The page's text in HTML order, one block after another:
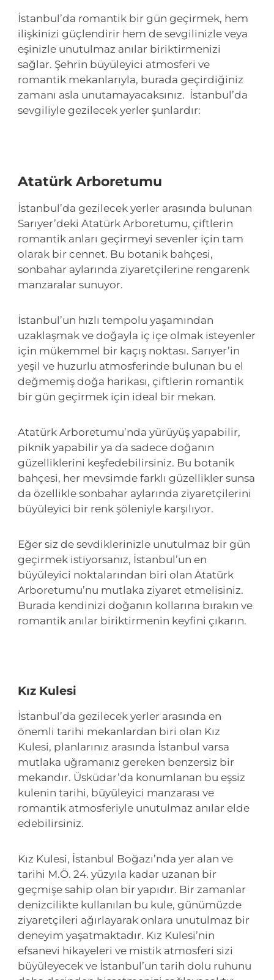
İstanbul’da romantik bir gün geçirmek, hem
ilişkinizi güçlendirir hem de sevgilinizle veya
eşinizle unutulmaz anılar biriktirmenizi
sağlar. Şehrin büyüleyici atmosferi ve
romantik mekanlarıyla, burada geçirdiğiniz
zamanı asla unutamayacaksınız. İstanbul’da
sevgiliyle gezilecek yerler şunlardır:
Atatürk Arboretumu
İstanbul’da gezilecek yerler arasında bulunan
Sarıyer’deki Atatürk Arboretumu, çiftlerin
romantik anları geçirmeyi sevenler için tam
olarak bir cennet. Bu botanik bahçesi,
sonbahar aylarında ziyaretçilerine rengarenk
manzaralar sunuyor.
İstanbul’un hızlı tempolu yaşamından
uzaklaşmak ve doğayla iç içe olmak isteyenler
için mükemmel bir kaçış noktası. Sarıyer’in
yeşil ve huzurlu atmosferinde bulunan bu el
değmemiş doğa harikası, çiftlerin romantik
bir gün geçirmek için ideal bir mekan.
Atatürk Arboretumu’nda yürüyüş yapabilir,
piknik yapabilir ya da sadece doğanın
güzelliklerini keşfedebilirsiniz. Bu botanik
bahçesi, her mevsimde farklı güzellikler sunsa
da özellikle sonbahar aylarında ziyaretçilerini
büyüleyici bir renk şöleniyle karşılıyor.
Eğer siz de sevdiklerinizle unutulmaz bir gün
geçirmek istiyorsanız, İstanbul’un en
büyüleyici noktalarından biri olan Atatürk
Arboretumu’nu mutlaka ziyaret etmelisiniz.
Burada kendinizi doğanın kollarına bırakın ve
romantik anılar biriktirmenin keyfini çıkarın.
Kız Kulesi
İstanbul’da gezilecek yerler arasında en
önemli tarihi mekanlardan biri olan Kız
Kulesi, planlarınız arasında İstanbul varsa
mutlaka uğramanız gereken benzersiz bir
mekandır. Üsküdar’da konumlanan bu eşsiz
kulenin tarihi, büyüleyici manzarası ve
romantik atmosferiyle unutulmaz anılar elde
edebilirsiniz.
Kız Kulesi, İstanbul Boğazı’nda yer alan ve
tarihi M.Ö. 24. yüzyıla kadar uzanan bir
geçmişe sahip olan bir yapıdır. Bir zamanlar
denizcilikte kullanılan bu kule, günümüzde
ziyaretçileri ağırlayarak onlara unutulmaz bir
deneyim yaşatmaktadır. Kız Kulesi’nin
efsanevi hikayeleri ve mistik atmosferi sizi
büyüleyecek ve İstanbul’un tarih dolu ruhunu